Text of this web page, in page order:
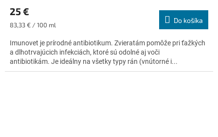
produktu
4,5
z
hviezdičiek.
25 €
Jednotková
83,33 € / 100 ml
Do košíka
Imunovet je prírodné antibiotikum. Zvieratám pomôže pri ťažkých
a dlhotrvajúcich infekciách, ktoré sú odolné aj voči
antibiotikám. Je ideálny na všetky typy rán (vnútorné i...